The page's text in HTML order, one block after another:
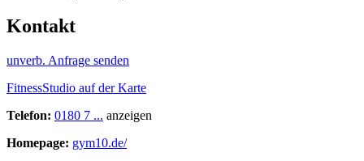
Kontakt
unverb. Anfrage senden
FitnessStudio auf der Karte
Telefon: 0180 7 ... anzeigen
Homepage: gym10.de/